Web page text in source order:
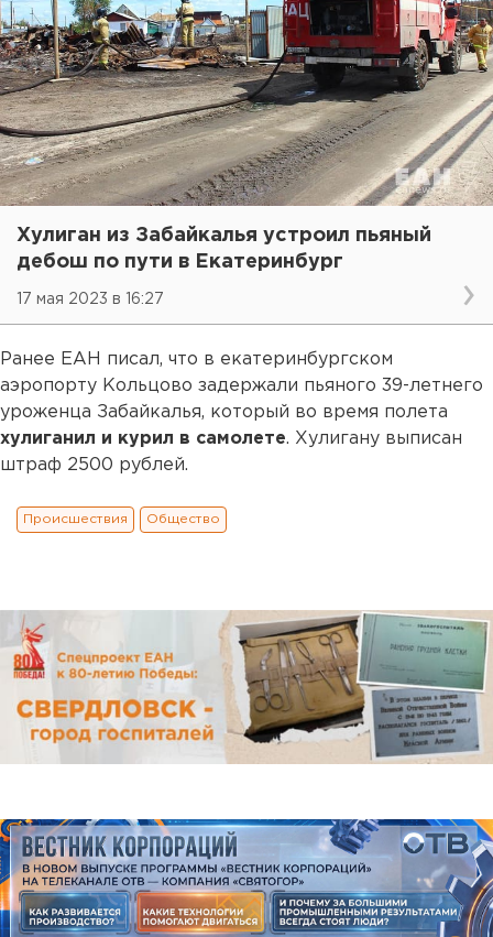
Хулиган из Забайкалья устроил пьяный
дебош по пути в Екатеринбург
17 мая 2023 в 16:27
Ранее ЕАН писал, что в екатеринбургском
аэропорту Кольцово задержали пьяного 39-летнего
уроженца Забайкалья, который во время полета
хулиганил и курил в самолете. Хулигану выписан
штраф 2500 рублей.
Происшествия Общество